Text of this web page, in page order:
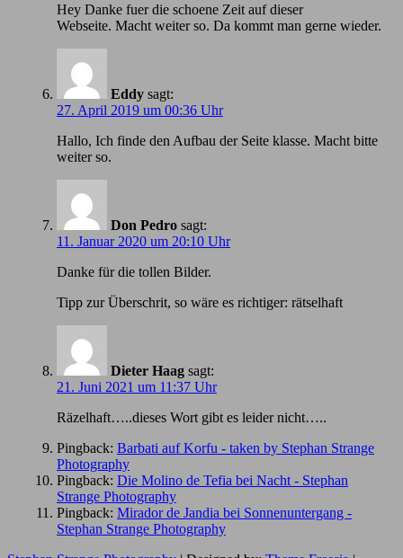
Hey Danke fuer die schoene Zeit auf dieser
Webseite. Macht weiter so. Da kommt man gerne wieder.
Eddy sagt:
27. April 2019 um 00:36 Uhr
Hallo, Ich finde den Aufbau der Seite klasse. Macht bitte
weiter so.
Don Pedro sagt:
11. Januar 2020 um 20:10 Uhr
Danke für die tollen Bilder.
Tipp zur Überschrit, so wäre es richtiger: rätselhaft
Dieter Haag sagt:
21. Juni 2021 um 11:37 Uhr
Räzelhaft…..dieses Wort gibt es leider nicht…..
Pingback: Barbati auf Korfu - taken by Stephan Strange
Photography
Pingback: Die Molino de Tefia bei Nacht - Stephan
Strange Photography
Pingback: Mirador de Jandia bei Sonnenuntergang -
Stephan Strange Photography